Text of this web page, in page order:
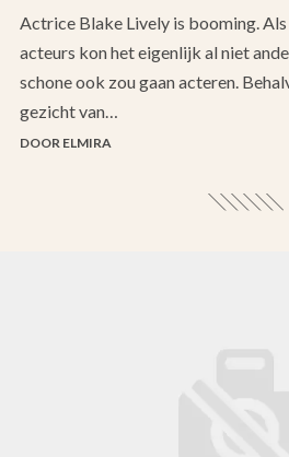
Actrice Blake Lively is booming.
acteurs kon het eigenlijk al niet
schone ook zou gaan acteren.
gezicht van…
DOOR ELMIRA